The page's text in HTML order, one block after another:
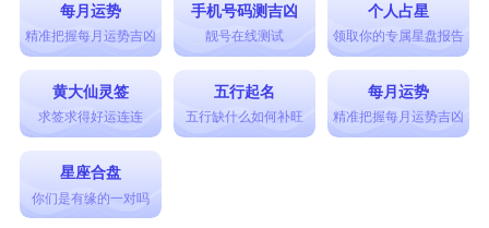
每月运势
精准把握每月运势吉凶
手机号码测吉凶
靓号在线测试
个人占星
领取你的专属星盘报告
黄大仙灵签
求签求得好运连连
五行起名
五行缺什么如何补旺
每月运势
精准把握每月运势吉凶
星座合盘
你们是有缘的一对吗